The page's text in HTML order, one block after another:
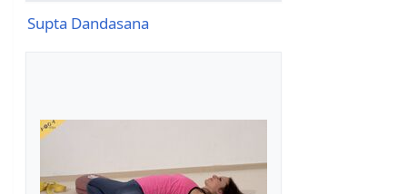
Supta Dandasana